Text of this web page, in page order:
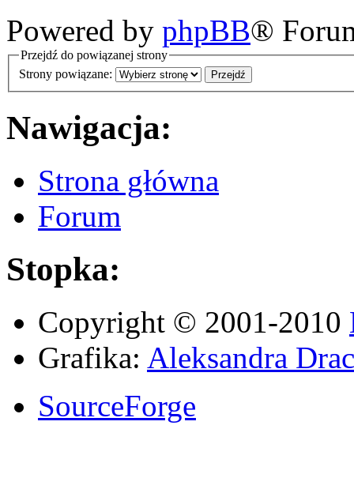
Powered by phpBB®
Przejdź do powiązanej strony
Strony powiązane:
Nawigacja:
Strona główna
Forum
Stopka:
Copyright © 2001-2010
Grafika: Aleksandra
SourceForge